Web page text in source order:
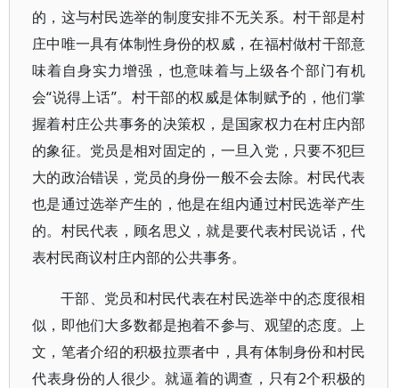
的，这与村民选举的制度安排不无关系。村干部是村
庄中唯一具有体制性身份的权威，在福村做村干部意
味着自身实力增强，也意味着与上级各个部门有机
会“说得上话”。村干部的权威是体制赋予的，他们掌
握着村庄公共事务的决策权，是国家权力在村庄内部
的象征。党员是相对固定的，一旦入党，只要不犯巨
大的政治错误，党员的身份一般不会去除。村民代表
也是通过选举产生的，他是在组内通过村民选举产生
的。村民代表，顾名思义，就是要代表村民说话，代
表村民商议村庄内部的公共事务。
干部、党员和村民代表在村民选举中的态度很相
似，即他们大多数都是抱着不参与、观望的态度。上
文，笔者介绍的积极拉票者中，具有体制身份和村民
代表身份的人很少。就逼着的调查，只有2个积极的